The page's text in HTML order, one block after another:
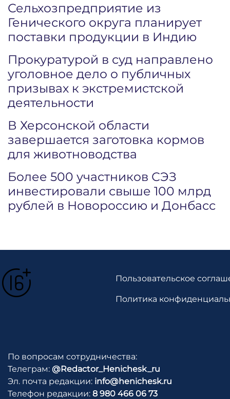
Сельхозпредприятие из
Генического округа планирует
поставки продукции в Индию
Прокуратурой в суд направлено
уголовное дело о публичных
призывах к экстремистской
деятельности
В Херсонской области
завершается заготовка кормов
для животноводства
Более 500 участников СЭЗ
инвестировали свыше 100 млрд
рублей в Новороссию и Донбасс
Пользовательское
Политика
По вопросам сотрудничества:
Телеграм: @Redactor_Henichesk_ru
Эл. почта редакции: info@henichesk.ru
Телефон редакции: 8 980 466 06 73